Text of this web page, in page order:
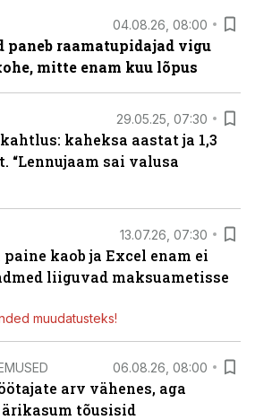
04.08.26, 08:00
paneb raamatupidajad vigu
mitte enam kuu lõpus
29.05.25, 07:30
kaheksa aastat ja 1,3
“Lennujaam sai valusa
13.07.26, 07:30
paine kaob ja Excel enam ei
liiguvad maksuametisse
muudatusteks!
06.08.26, 08:00
arv vähenes, aga
tõusisid